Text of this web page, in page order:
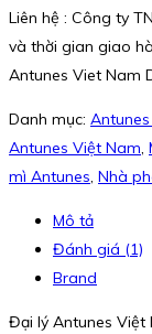
Liên hệ : Công ty
và thời gian giao
Antunes Viet Nam
Danh mục:
Antunes Việt Nam,
mì Antunes, Nhà
Mô tả
Đánh giá (1)
Brand
Đại lý Antunes Việt